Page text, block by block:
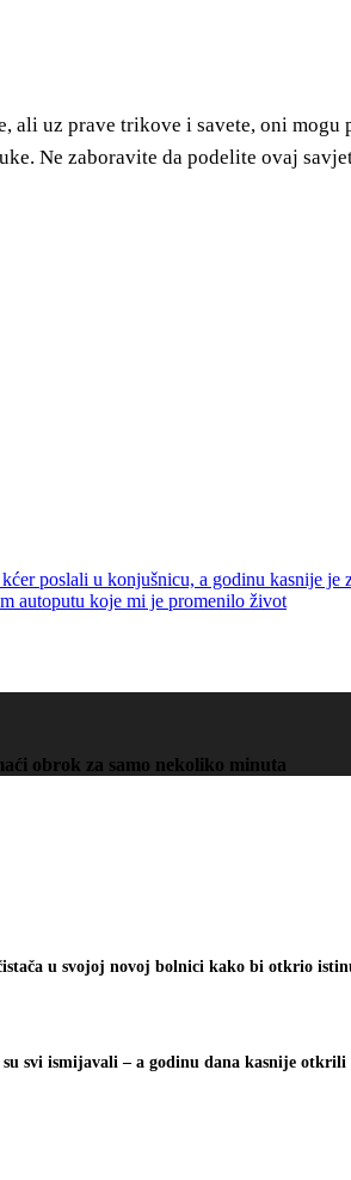
ali uz prave trikove i savete, oni
Ne zaboravite da podelite ovaj
poslali u konjušnicu, a godinu kasnije
autoputu koje mi je promenilo život
obrok za samo nekoliko minuta
u svojoj novoj bolnici kako bi otkrio
svi ismijavali – a godinu dana kasnije